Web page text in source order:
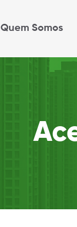
Quem Somos